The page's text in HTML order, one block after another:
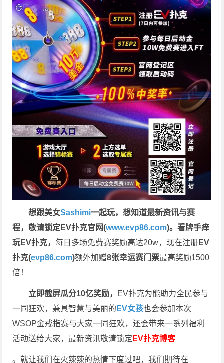
想跟美女Sashimi一起玩，想知道最新资讯与赛
程，敬请锁定EV扑克官网(www.evp86.com)。看牌手痒
玩EV扑克，每日多场免费赛奖励高达20w，现在注册EV
扑克(evp86.com)额外加赠8张幸运赛门票最高奖励1500
倍！
立即截屏瓜分10亿奖励， EV扑克为能助力全民参与
一同狂欢，兼具智慧与美丽的 EV女孩也会参加本次
WSOP金戒指赛与大家一同狂欢，还会带来一系列福利
活动送给大家，最新资讯敬请锁定 EV扑克博客
。就让我们在火辣辣的热情下度过吧，我们期待在